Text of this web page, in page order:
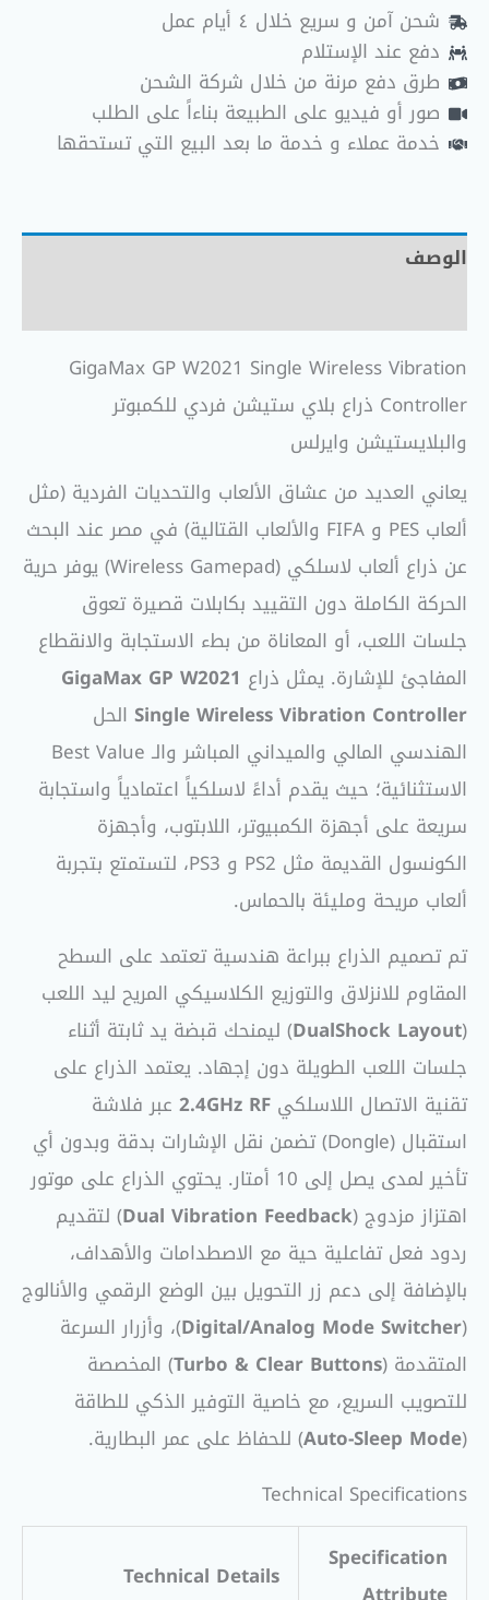
شحن آمن و سريع خلال ٤ أيام عمل
دفع عند الإستلام
طرق دفع مرنة من خلال شركة الشحن
صور أو فيديو على الطبيعة بناءاً على الطلب
خدمة عملاء و خدمة ما بعد البيع التي تستحقها
الوصف
GigaMax GP W2021 Single Wireless Vibration
Controller ذراع بلاي ستيشن فردي للكمبوتر
والبلايستيشن وايرلس
يعاني العديد من عشاق الألعاب والتحديات الفردية (مثل
ألعاب PES و FIFA والألعاب القتالية) في مصر عند البحث
عن ذراع ألعاب لاسلكي (Wireless Gamepad) يوفر حرية
الحركة الكاملة دون التقييد بكابلات قصيرة تعوق
جلسات اللعب، أو المعاناة من بطء الاستجابة والانقطاع
المفاجئ للإشارة. يمثل ذراع GigaMax GP W2021
Single Wireless Vibration Controller الحل
الهندسي المالي والميداني المباشر والـ Best Value
الاستثنائية؛ حيث يقدم أداءً لاسلكياً اعتمادياً واستجابة
سريعة على أجهزة الكمبيوتر، اللابتوب، وأجهزة
الكونسول القديمة مثل PS2 و PS3، لتستمتع بتجربة
ألعاب مريحة ومليئة بالحماس.
تم تصميم الذراع ببراعة هندسية تعتمد على السطح
المقاوم للانزلاق والتوزيع الكلاسيكي المريح ليد اللعب
(
DualShock Layout) ليمنحك قبضة يد ثابتة أثناء
جلسات اللعب الطويلة دون إجهاد. يعتمد الذراع على
تقنية الاتصال اللاسلكي 2.4GHz RF عبر فلاشة
استقبال (Dongle) تضمن نقل الإشارات بدقة وبدون أي
تأخير لمدى يصل إلى 10 أمتار. يحتوي الذراع على موتور
اهتزاز مزدوج (Dual Vibration Feedback) لتقديم
ردود فعل تفاعلية حية مع الاصطدامات والأهداف،
بالإضافة إلى دعم زر التحويل بين الوضع الرقمي والأنالوج
(
Digital/Analog Mode Switcher)، وأزرار السرعة
المتقدمة (Turbo & Clear Buttons) المخصصة
للتصويب السريع، مع خاصية التوفير الذكي للطاقة
(
Auto-Sleep Mode) للحفاظ على عمر البطارية.
Technical Specifications
Specification
Technical Details